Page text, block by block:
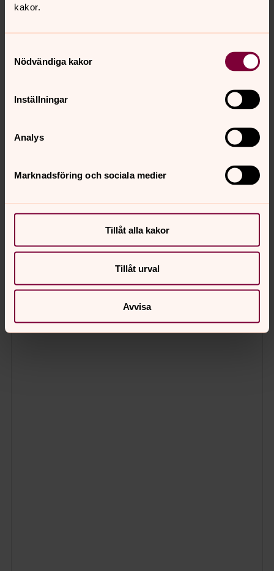
kakor.
Nödvändiga kakor
Inställningar
Analys
Marknadsföring och sociala medier
Tillåt alla kakor
Tillåt urval
Avvisa